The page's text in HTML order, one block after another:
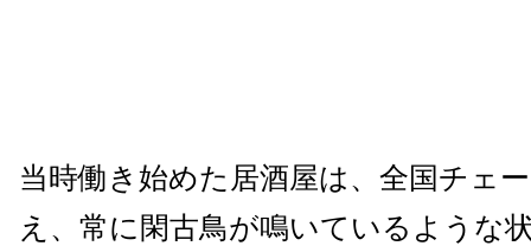
当時働き始めた居酒屋は、全国チェ
え、常に閑古鳥が鳴いているような